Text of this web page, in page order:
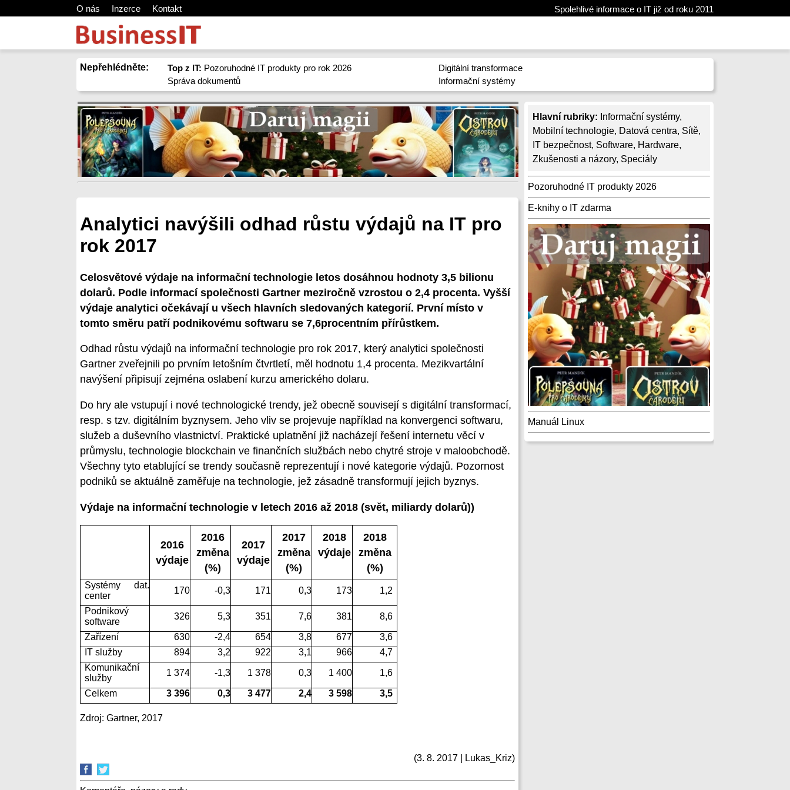
O nás Inzerce Kontakt Spolehlivé informace o IT již od roku 2011
Nepřehlédněte: Top z IT: Pozoruhodné IT produkty pro rok 2026
Správa dokumentů
Digitální transformace
Informační systémy
Hlavní rubriky: Informační systémy,
Mobilní technologie, Datová centra, Sítě,
IT bezpečnost, Software, Hardware,
Zkušenosti a názory, Speciály
Pozoruhodné IT produkty 2026
E-knihy o IT zdarma
Manuál Linux
Analytici navýšili odhad růstu výdajů na IT pro
rok 2017
Celosvětové výdaje na informační technologie letos dosáhnou hodnoty 3,5 bilionu
dolarů. Podle informací společnosti Gartner meziročně vzrostou o 2,4 procenta. Vyšší
výdaje analytici očekávají u všech hlavních sledovaných kategorií. První místo v
tomto směru patří podnikovému softwaru se 7,6procentním přírůstkem.
Odhad růstu výdajů na informační technologie pro rok 2017, který analytici společnosti
Gartner zveřejnili po prvním letošním čtvrtletí, měl hodnotu 1,4 procenta. Mezikvartální
navýšení připisují zejména oslabení kurzu amerického dolaru.
Do hry ale vstupují i nové technologické trendy, jež obecně souvisejí s digitální transformací,
resp. s tzv. digitálním byznysem. Jeho vliv se projevuje například na konvergenci softwaru,
služeb a duševního vlastnictví. Praktické uplatnění již nacházejí řešení internetu věcí v
průmyslu, technologie blockchain ve finančních službách nebo chytré stroje v maloobchodě.
Všechny tyto etablující se trendy současně reprezentují i nové kategorie výdajů. Pozornost
podniků se aktuálně zaměřuje na technologie, jež zásadně transformují jejich byznys.
Výdaje na informační technologie v letech 2016 až 2018 (svět, miliardy dolarů))
2016
výdaje
2016
změna
(%)
2017
výdaje
2017
změna
(%)
2018
výdaje
2018
změna
(%)
Systémy dat.
center
170 -0,3 171 0,3 173 1,2
Podnikový
software
326 5,3 351 7,6 381 8,6
Zařízení 630 -2,4 654 3,8 677
3,6
IT služby
894 3,2 922 3,1 966
4,7
Komunikační
služby
1 374 -1,3 1 378 0,3 1 400 1,6
Celkem 3 396 0,3 3 477 2,4 3 598 3,5
Zdroj: Gartner, 2017
(3. 8. 2017 | Lukas_Kriz)